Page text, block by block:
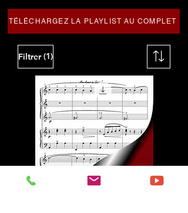
TÉLÉCHARGEZ LA PLAYLIST AU COMPLET
Filtrer (1)